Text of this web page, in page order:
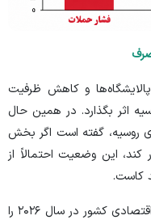
و کاهش ظرفیت
اثر بگذارد. در همین حال
روسیه، گفته است اگر بخش
این وضعیت احتمالاً از
کاست.
در چنین شرایطی، بانک مرکزی روسیه رشد اقتصادی کشور در سال ۲۰۲۶ را